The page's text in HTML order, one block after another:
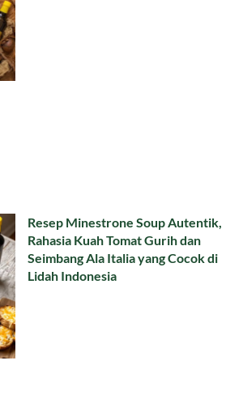
Resep Minestrone Soup Autentik,
Rahasia Kuah Tomat Gurih dan
Seimbang Ala Italia yang Cocok di
Lidah Indonesia